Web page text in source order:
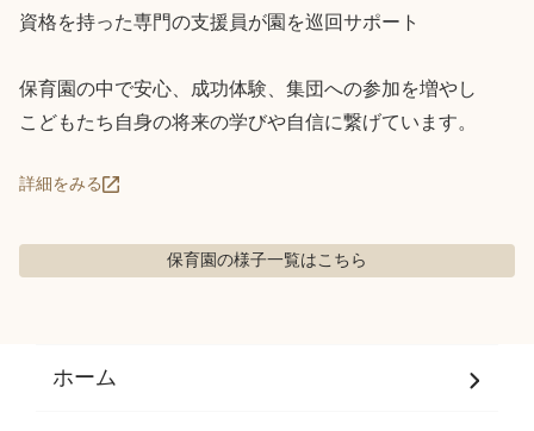
資格を持った専門の支援員が園を巡回サポート
保育園の中で安心、成功体験、集団への参加を増やし
こどもたち自身の将来の学びや自信に繋げています。
詳細をみる
保育園の様子一覧はこちら
ホーム